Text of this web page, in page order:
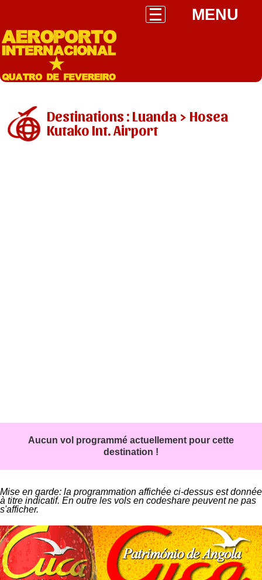
MENU
Destinations : Luanda > Hosea
Kutako Int. Airport
Aucun vol programmé actuellement pour cette
destination !
Mise en garde: la programmation affichée ci-dessus est donnée
à titre indicatif. En outre les vols en codeshare peuvent ne pas
s'afficher.